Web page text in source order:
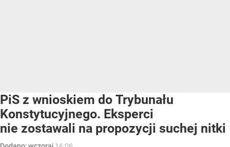
PiS z wnioskiem do Trybunału
Konstytucyjnego. Eksperci
nie zostawali na propozycji suchej nitki